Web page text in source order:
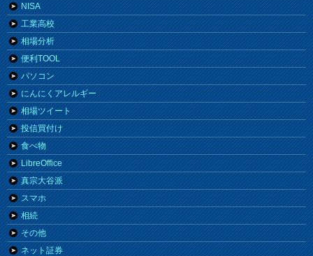
NISA
工業高校
相場分析
便利TOOL
パソコン
にんにくアレルギー
相場ツイート
投信買付け
食べ物
LibreOffice
真宗大谷派
スマホ
相続
その他
ネット証券